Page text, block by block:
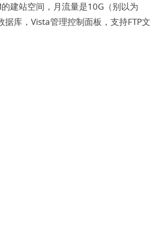
建站空间，月流量是10G（别以为
库，Vista管理控制面板，支持FTP文